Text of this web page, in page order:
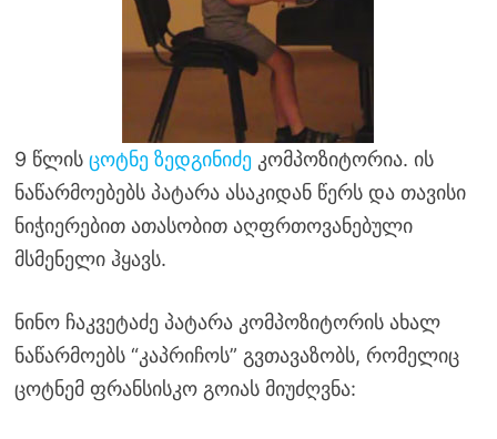
9 წლის ცოტნე ზედგინიძე კომპოზიტორია. ის
ნაწარმოებებს პატარა ასაკიდან წერს და თავისი
ნიჭიერებით ათასობით აღფრთოვანებული
მსმენელი ჰყავს.
ნინო ჩაკვეტაძე პატარა კომპოზიტორის ახალ
ნაწარმოებს “კაპრიჩოს” გვთავაზობს, რომელიც
ცოტნემ ფრანსისკო გოიას მიუძღვნა: